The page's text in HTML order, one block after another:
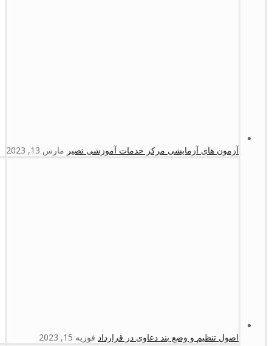
آزمون های آزمایشی مرکز خدمات آموزشی نصیر مارس 13, 2023
اصول تنظیم و وضع بند دعاوی در قرارداد فوریه 15, 2023